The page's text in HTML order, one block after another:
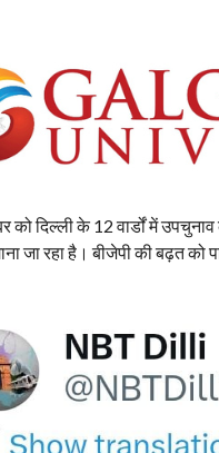
को दिल्ली के 12 वार्डों में
जा रहा है। बीजेपी की बढ़त को